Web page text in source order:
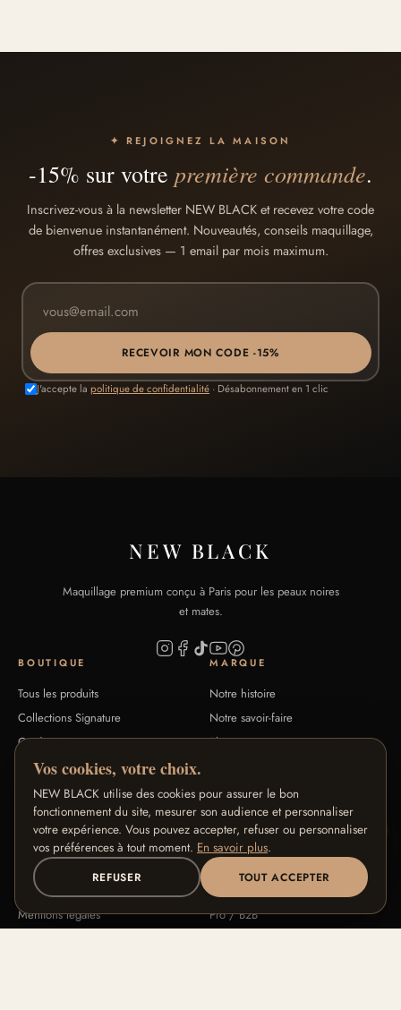
✦ REJOIGNEZ LA MAISON
-15% sur votre première commande.
Inscrivez-vous à la newsletter NEW BLACK et recevez votre code
de bienvenue instantanément. Nouveautés, conseils maquillage,
offres exclusives — 1 email par mois maximum.
RECEVOIR MON CODE -15%
J'accepte la politique de confidentialité · Désabonnement en 1 clic
NEW BLACK
Maquillage premium conçu à Paris pour les peaux noires
et mates.
BOUTIQUE
Tous les produits
Collections Signature
Guide teintes
FAQ
MARQUE
Notre histoire
Notre savoir-faire
Blog
AIDE
Retours & remboursement
CGV
Confidentialité
Mentions légales
NOS PROGRAMMES
Programme Fidélité
Programme Affiliés
Pro / B2B
Vos cookies, votre choix.
NEW BLACK utilise des cookies pour assurer le bon
fonctionnement du site, mesurer son audience et personnaliser
votre expérience. Vous pouvez accepter, refuser ou personnaliser
vos préférences à tout moment. En savoir plus.
REFUSER TOUT ACCEPTER